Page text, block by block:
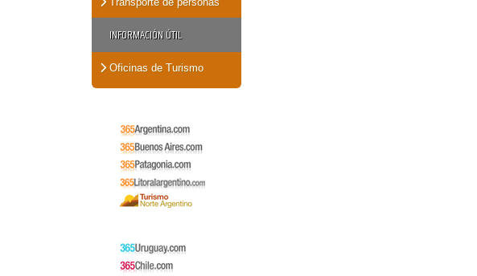
INFORMACIÓN ÚTIL
Oficinas de Turismo